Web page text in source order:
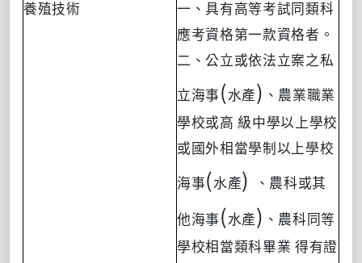
養殖技術
一、具有高等考試同類科
應考資格第一款資格者。
二、公立或依法立案之私
立海事 (水產) 、農業職業
學校或高 級中學以上學校
或國外相當學制以上學校
海事(水產) 、農科或其
他海事 (水產) 、農科同等
學校相當類科畢業 得有證